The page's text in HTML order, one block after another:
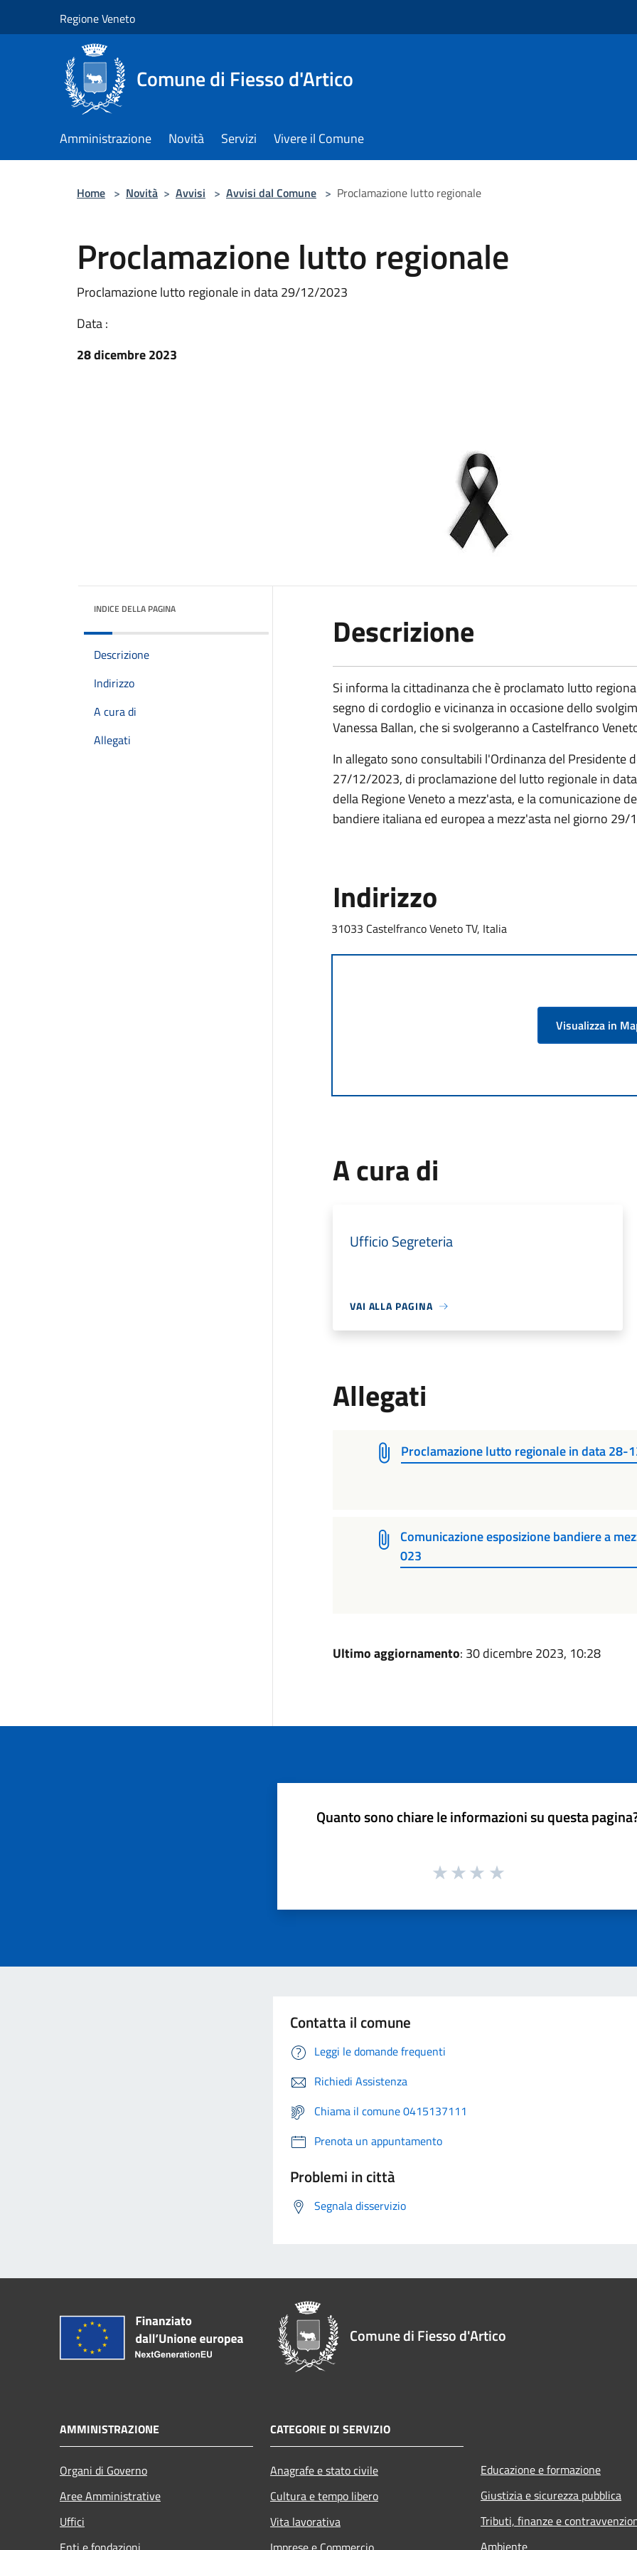
Regione Veneto
Comune di Fiesso d'Artico
Amministrazione Novità Servizi Vivere il Comune
Home > Novità > Avvisi > Avvisi dal Comune > Proclamazione lutto regionale
Proclamazione lutto regionale
Proclamazione lutto regionale in data 29/12/2023
Data :
28 dicembre 2023
INDICE DELLA PAGINA
Descrizione
Indirizzo
A cura di
Allegati
Descrizione
Si informa la cittadinanza che è proclamato lutto
segno di cordoglio e vicinanza in occasione dello
Vanessa Ballan, che si svolgeranno a Castelfranco
In allegato sono consultabili l'Ordinanza del Presidente
27/12/2023, di proclamazione del lutto regionale in
della Regione Veneto a mezz'asta, e la comunicazione
bandiere italiana ed europea a mezz'asta nel giorno
Indirizzo
31033 Castelfranco Veneto TV, Italia
Visualizza in
A cura di
Ufficio Segreteria
VAI ALLA PAGINA
Allegati
Proclamazione lutto regionale in data
Comunicazione esposizione bandiere a
023
Ultimo aggiornamento: 30 dicembre 2023, 10:28
Quanto sono chiare le informazioni su questa
Contatta il comune
Leggi le domande frequenti
Richiedi Assistenza
Chiama il comune 0415137111
Prenota un appuntamento
Problemi in città
Segnala disservizio
Comune di Fiesso d'Artico
AMMINISTRAZIONE
Organi di Governo
Aree Amministrative
Uffici
CATEGORIE DI SERVIZIO
Anagrafe e stato civile
Cultura e tempo libero
Vita lavorativa
Educazione e formazione
Giustizia e sicurezza pubblica
Tributi, finanze e